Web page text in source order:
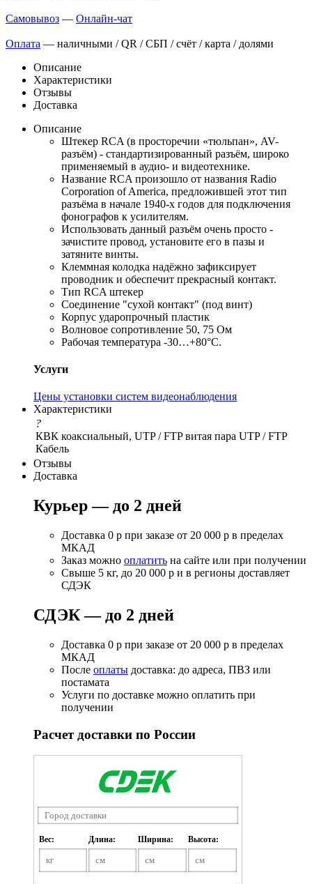
Самовывоз — Онлайн-чат
Оплата — наличными / QR / СБП / счёт / карта / долями
Описание
Характеристики
Отзывы
Доставка
Описание
Штекер RCA (в просторечии «тюльпан», AV-
разъём) - стандартизированный разъём, широко
применяемый в аудио- и видеотехнике.
Название RCA произошло от названия Radio
Corporation of America, предложившей этот тип
разъёма в начале 1940-х годов для подключения
фонографов к усилителям.
Использовать данный разъём очень просто -
зачистите провод, установите его в пазы и
затяните винты.
Клеммная колодка надёжно зафиксирует
проводник и обеспечит прекрасный контакт.
Тип RCA штекер
Соединение "сухой контакт" (под винт)
Корпус ударопрочный пластик
Волновое сопротивление 50, 75 Ом
Рабочая температура -30…+80°C.
Услуги
Цены установки систем видеонаблюдения
Характеристики
?
КВК коаксиальный, UTP / FTP витая пара
Кабель
UTP / FTP
Отзывы
Доставка
Курьер — до 2 дней
Доставка 0 р при заказе от 20 000 р в пределах
МКАД
Заказ можно оплатить на сайте или при получении
Свыше 5 кг, до 20 000 р и в регионы доставляет
СДЭК
СДЭК — до 2 дней
Доставка 0 р при заказе от 20 000 р в пределах
МКАД
После оплаты доставка: до адреса, ПВЗ или
постамата
Услуги по доставке можно оплатить при
получении
Расчет доставки по России